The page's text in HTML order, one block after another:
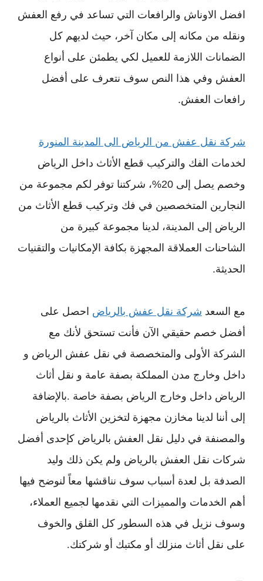
افضل الاوناش والرافعات التي تساعد في رفع العفش
ونقله من مكانه إلى مكان آخر، حيث لديهم كل
الضمانات اللازمة للعميل لكي يطمئن على أنواع
العفش وفي هذا النص سوف نتعرف على أفضل
رافعات العفش.
شركة نقل عفش من الرياض الى المدينة المنورة
لخدمات الفك والتركيب قطع الأثاث داخل الرياض
وخصم يصل إلى 20%، شركتنا توفر لكم مجموعة من
النجارين المتخصصين في فك وتركيب قطع الأثاث من
الرياض إلى المدينة، لدينا مجموعة كبيرة من
الشاحنات العملاقة المجهزة بكافة الإمكانيات والتقنيات
الحديثة.
مع السعد شركة نقل عفش بالرياض احصل على
أفضل خصم حقيقي الآن فأنت تستحق لأنك مع
الشركة الأولى والمتخصصة في نقل عفش الرياض و
داخل وخارج مدن المملكة بصفة عامة و نقل أثاث
الرياض داخل وخارج الرياض بصفة خاصة .بالإضافة
إلى أننا لدينا مخازن مجهزة لتخزين الأثاث بالرياض
والمصنفة في دليل نقل العفش بالرياض كإحدى أفضل
شركات نقل العفش بالرياض ولم يكن ذلك وليد
الصدفة بل لعدة أسباب سوف نناقشها معاً لنوضح فيها
أهم الخدمات والمميزات التي نقدمها لجميع العملاء،
وسوف نزيل في هذه السطور كل القلق والخوف
على نقل أثاث منزلك أو مكتبك أو شركتك.